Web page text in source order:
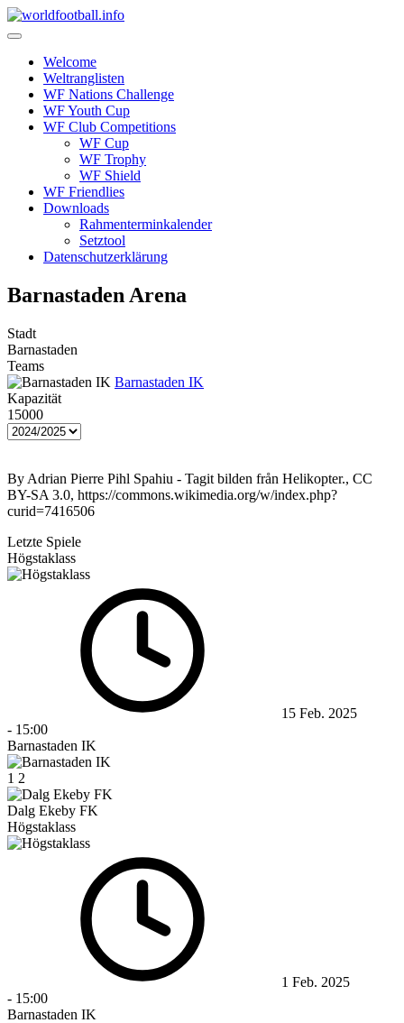
Skip
to
Welcome
Weltranglisten
WF Nations Challenge
WF Youth Cup
WF Club Competitions
WF Cup
WF Trophy
WF Shield
WF Friendlies
Downloads
Rahmenterminkalender
Setztool
Datenschutzerklärung
Barnastaden Arena
Stadt
Barnastaden
Teams
Barnastaden IK
Kapazität
15000
By Adrian Pierre Pihl Spahiu - Tagit bilden från Helikopter., CC
BY-SA 3.0, https://commons.wikimedia.org/w/index.php?
curid=7416506
Letzte Spiele
Högstaklass
15 Feb. 2025
- 15:00
Barnastaden IK
1 2
Dalg Ekeby FK
Högstaklass
1 Feb. 2025
- 15:00
Barnastaden IK